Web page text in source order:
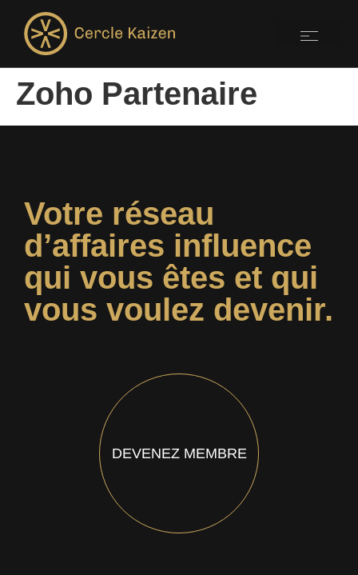
Zoho Partenaire
Votre réseau
d’affaires influence
qui vous êtes et qui
vous voulez devenir.
DEVENEZ MEMBRE